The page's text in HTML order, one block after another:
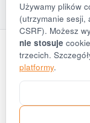
Używamy plików
(utrzymanie sesji,
CSRF). Możesz
nie stosuje
trzecich.
platformy.